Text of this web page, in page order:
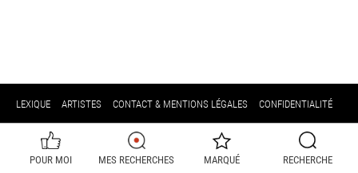
LEXIQUE ARTISTES CONTACT & MENTIONS LÉGALES CONFIDENTIALITÉ
POUR MOI MES RECHERCHES MARQUÉ RECHERCHE